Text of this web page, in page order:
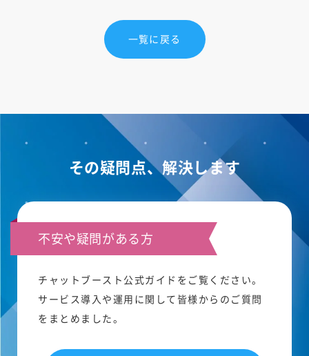
一覧に戻る
その疑問点、解決します
不安や疑問がある方
チャットブースト公式ガイドをご覧ください。
サービス導入や運用に関して皆様からのご質問
をまとめました。